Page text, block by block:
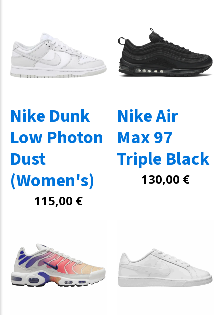
Nike Dunk
Low Photon
Dust
(Women's)
115,00 €
Nike Air
Max 97
Triple Black
130,00 €